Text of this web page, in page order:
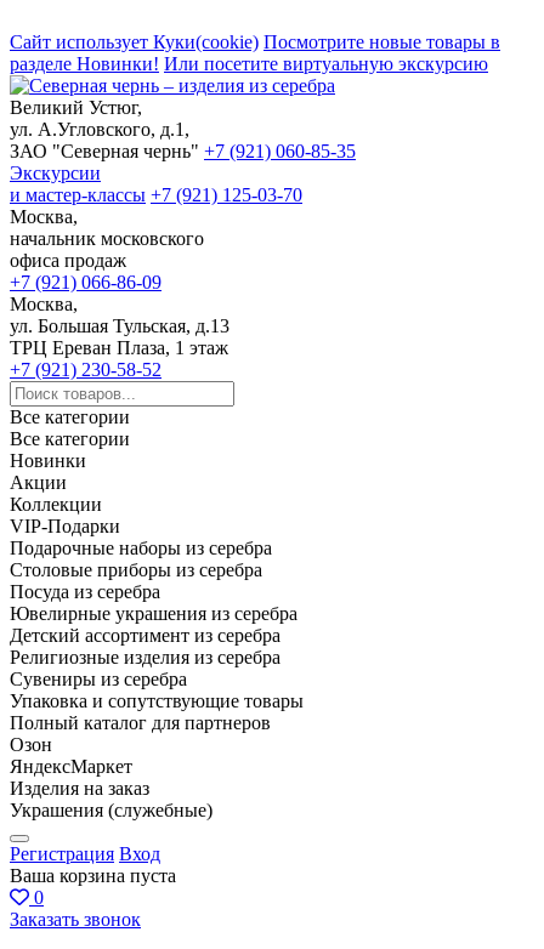
Сайт использует Куки(cookie) Посмотрите новые товары в
разделе Новинки! Или посетите виртуальную экскурсию
Великий Устюг,
ул. А.Угловского, д.1,
ЗАО "Северная чернь" +7 (921) 060-85-35
Экскурсии
и мастер-классы +7 (921) 125-03-70
Москва,
начальник московского
офиса продаж
+7 (921) 066-86-09
Москва,
ул. Большая Тульская, д.13
ТРЦ Ереван Плаза, 1 этаж
+7 (921) 230-58-52
Все категории
Все категории
Новинки
Акции
Коллекции
VIP-Подарки
Подарочные наборы из серебра
Столовые приборы из серебра
Посуда из серебра
Ювелирные украшения из серебра
Детский ассортимент из серебра
Религиозные изделия из серебра
Сувениры из серебра
Упаковка и сопутствующие товары
Полный каталог для партнеров
Озон
ЯндексМаркет
Изделия на заказ
Украшения (служебные)
Регистрация Вход
Ваша корзина пуста
0
Заказать звонок